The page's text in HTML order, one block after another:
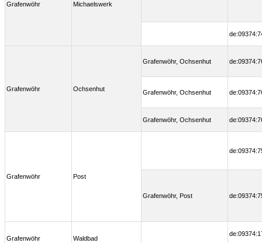
Grafenwöhr Michaelswerk
Grafenwöhr Ochsenhut
Grafenwöhr, Ochsenhut
Grafenwöhr, Ochsenhut
Grafenwöhr, Ochsenhut
Grafenwöhr Post
Grafenwöhr, Post
Grafenwöhr Waldbad